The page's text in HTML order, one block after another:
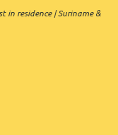
in residence| Suriname &